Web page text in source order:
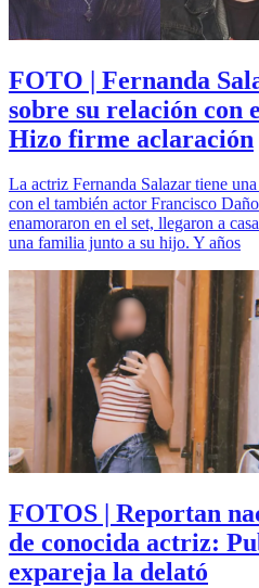
FOTO | Fernanda
sobre su relación con
Hizo firme aclaración
La actriz Fernanda Salazar tiene
con el también actor Francisco
enamoraron en el set, llegaron a
una familia junto a su hijo. Y años
FOTOS | Reportan
de conocida actriz:
expareja la delató